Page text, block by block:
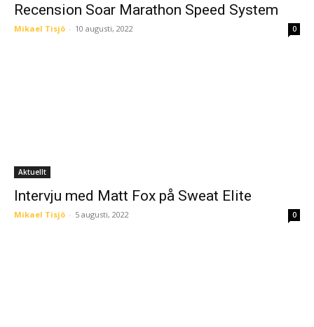
Recension Soar Marathon Speed System
Mikael Tisjö - 10 augusti, 2022 0
Aktuellt
Intervju med Matt Fox på Sweat Elite
Mikael Tisjö - 5 augusti, 2022 0